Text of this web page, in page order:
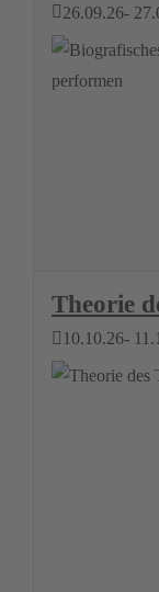
26.09.26-
Theorie
10.10.26-